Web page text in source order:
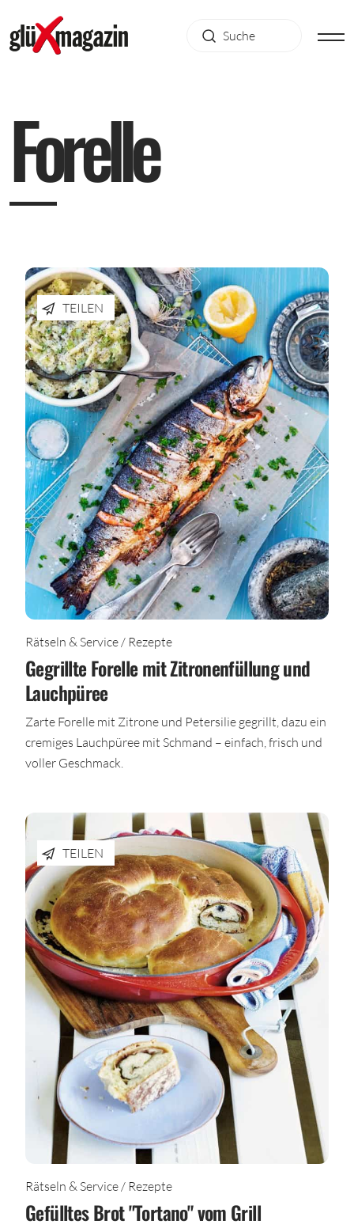
Forelle
TEILEN
Rätseln & Service / Rezepte
Gegrillte Forelle mit Zitronenfüllung und
Lauchpüree
Zarte Forelle mit Zitrone und Petersilie gegrillt, dazu ein
cremiges Lauchpüree mit Schmand – einfach, frisch und
voller Geschmack.
TEILEN
Rätseln & Service / Rezepte
Gefülltes Brot "Tortano" vom Grill